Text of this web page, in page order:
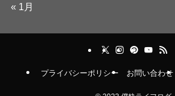
« 1月
プライバシーポリシー お問い合わせ